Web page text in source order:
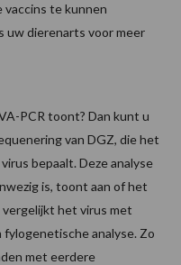
vaccins te kunnen
uw dierenarts voor meer
PCR toont? Dan kunt u
van DGZ, die het
bepaalt. Deze analyse
is, toont aan of het
vergelijkt het virus met
analyse. Zo
met eerdere